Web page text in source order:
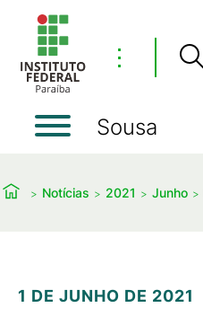
⋮
Sousa
Notícias 2021 Junho
1 DE JUNHO DE 2021